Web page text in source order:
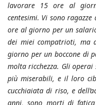
lavorare 15 ore al
centesimi. Vi sono
ore al giorno per un
dei miei compatrioti,
giorno per un boccone di
molta ricchezza. Gli
più miserabili, e il loro
cucchiaiata di riso, e
anni, sono morti di